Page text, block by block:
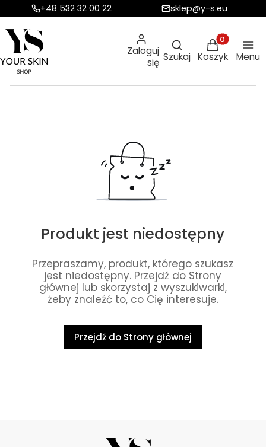
+48 532 32 00 22 sklep@y-s.eu
Zaloguj
się
Otwórz
Szukaj
Produkty w
Koszyk Menu
Produkt jest niedostępny
Przepraszamy, produkt, którego szukasz
jest niedostępny. Przejdź do Strony
głównej lub skorzystaj z wyszukiwarki,
żeby znaleźć to, co Cię interesuje.
Przejdź do Strony głównej